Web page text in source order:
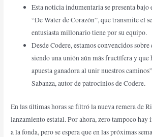
Esta noticia indumentaria se presenta
“De Water de Corazón”, que transmite el
entusiasta millonario tiene por su equipo.
Desde Codere, estamos convencidos
siendo una unión aún más fructífera y que
apuesta ganadora al unir nuestros
Sabanza, autor de patrocinios de Codere.
En las últimas horas se filtró la nueva remera de
lanzamiento estatal. Por ahora, zero tampoco hay
a la fonda, pero se espera que en las próximas